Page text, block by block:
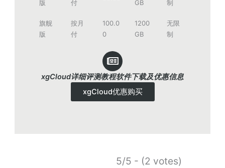
版
付
GB
制
旗舰
版
按月
付
100.0
0
1200
GB
无限
制
xgCloud详细评测教程软件下载及优惠信息
xgCloud优惠购买
5/5 - (2 votes)